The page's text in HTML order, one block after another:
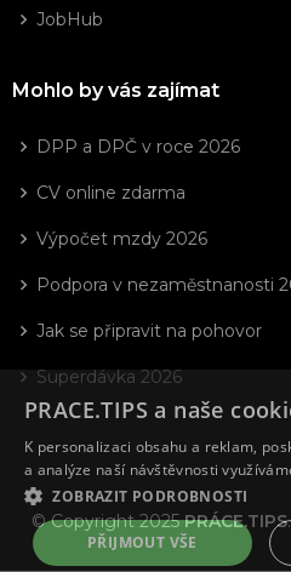
JobHub
Mohlo by vás zajímat
DPP a DPČ v roce 2026
CV online zdarma
Výpočet mzdy 2026
Podpora v nezaměstnanosti
Jak se připravit na pohovor
Superdávka 2026
© Copyright 2025PRÁCE.TIPS
PRACE.TIPS a naše
K personalizaci obsahu a reklam,
a analýze naší návštěvnosti
ZOBRAZIT PODROBNOSTI
PŘIJMOUT VŠE